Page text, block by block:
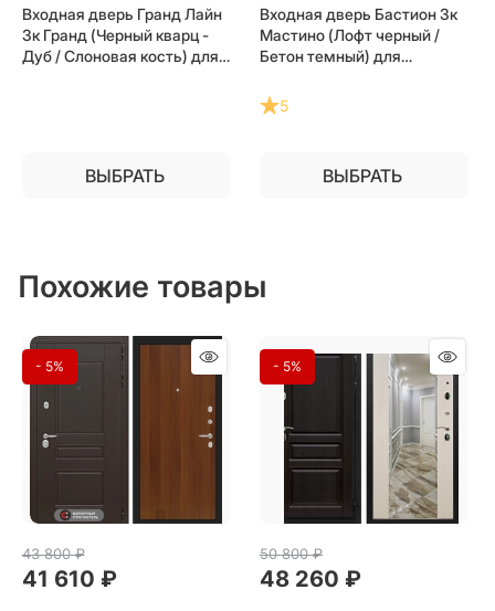
Входная дверь Гранд Лайн
3к Гранд (Черный кварц -
Дуб / Слоновая кость) для
ВЫБРАТЬ
Входная дверь Бастион 3к
Мастино (Лофт черный /
Бетон темный) для
5
ВЫБРАТЬ
Похожие товары
- 5%
43 800 ₽
41 610 ₽
- 5%
50 800 ₽
48 260 ₽